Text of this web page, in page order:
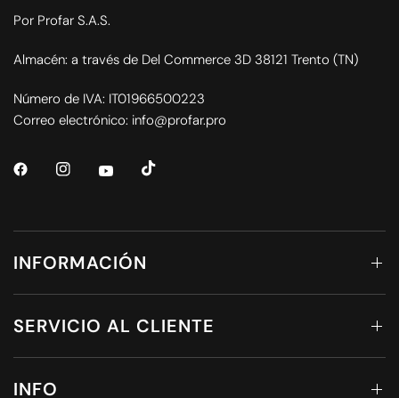
Por Profar S.A.S.
Almacén: a través de Del Commerce 3D 38121 Trento (TN)
Número de IVA: IT01966500223
Correo electrónico: info@profar.pro
INFORMACIÓN
SERVICIO AL CLIENTE
INFO